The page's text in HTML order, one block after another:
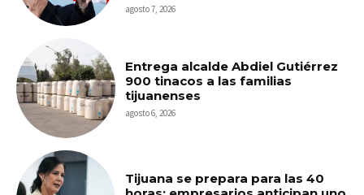
agosto 7, 2026
Entrega alcalde Abdiel Gutiérrez
900 tinacos a las familias
tijuanenses
agosto 6, 2026
Tijuana se prepara para las 40